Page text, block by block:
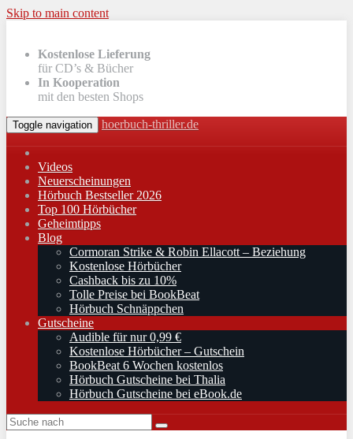
Skip to main content
Kostenlose Lieferung
für CD’s & Bücher
In Kooperation
mit den besten Shops
Toggle navigation hoerbuch-thriller.de
Videos
Neuerscheinungen
Hörbuch Bestseller 2026
Top 100 Hörbücher
Geheimtipps
Blog
Cormoran Strike & Robin Ellacott – Beziehung
Kostenlose Hörbücher
Cashback bis zu 10%
Tolle Preise bei BookBeat
Hörbuch Schnäppchen
Gutscheine
Audible für nur 0,99 €
Kostenlose Hörbücher – Gutschein
BookBeat 6 Wochen kostenlos
Hörbuch Gutscheine bei Thalia
Hörbuch Gutscheine bei eBook.de